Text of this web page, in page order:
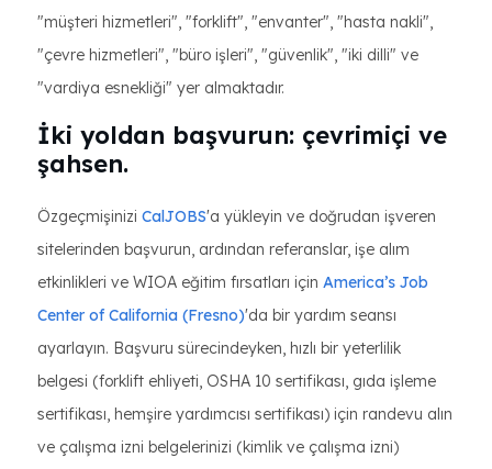
"müşteri hizmetleri", "forklift", "envanter", "hasta nakli",
"çevre hizmetleri", "büro işleri", "güvenlik", "iki dilli" ve
"vardiya esnekliği" yer almaktadır.
İki yoldan başvurun: çevrimiçi ve
şahsen.
Özgeçmişinizi CalJOBS'a yükleyin ve doğrudan işveren
sitelerinden başvurun, ardından referanslar, işe alım
etkinlikleri ve WIOA eğitim fırsatları için America’s Job
Center of California (Fresno)'da bir yardım seansı
ayarlayın. Başvuru sürecindeyken, hızlı bir yeterlilik
belgesi (forklift ehliyeti, OSHA 10 sertifikası, gıda işleme
sertifikası, hemşire yardımcısı sertifikası) için randevu alın
ve çalışma izni belgelerinizi (kimlik ve çalışma izni)